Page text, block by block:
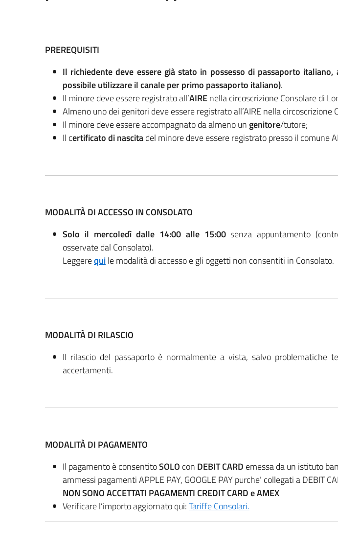
PREREQUISITI
Il richiedente deve essere già stato in possesso di passaporto italiano,
possibile utilizzare il canale per primo passaporto italiano).
Il minore deve essere registrato all’AIREnella circoscrizione Consolare di
Almeno uno dei genitori deve essere registrato all’AIRE nella circoscrizione
Il minore deve essere accompagnato da almeno un genitore/tutore;
Il certificato di nascitadel minore deve essere registrato presso il comune
MODALITÀ DI ACCESSO IN CONSOLATO
Solo il mercoledì dalle 14:00 alle 15:00senza appuntamento
osservate dal Consolato).
Leggerequile modalità di accesso e gli oggetti non consentiti in Consolato.
MODALITÀ DI RILASCIO
Il rilascio del passaporto è normalmente a vista, salvo problematiche
accertamenti.
MODALITÀ DI PAGAMENTO
Il pagamento è consentitoSOLO con DEBIT CARD emessa da un istituto
ammessi pagamenti APPLE PAY, GOOGLE PAY purche’ collegati a DEBIT
NON SONO ACCETTATI PAGAMENTI CREDIT CARD e AMEX
Verificare l’importo aggiornato qui:Tariffe Consolari.